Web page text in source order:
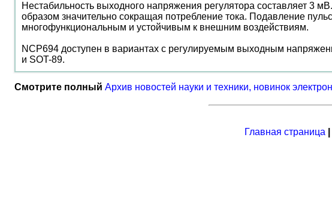
Нестабильность выходного напряжения регулятора составляет 3
образом значительно сокращая потребление тока. Подавление
многофункциональным и устойчивым к внешним воздействиям.
NCP694 доступен в вариантах с регулируемым выходным
и SOT-89.
Смотрите полный Архив новостей науки и техники, новинок
Главная страница